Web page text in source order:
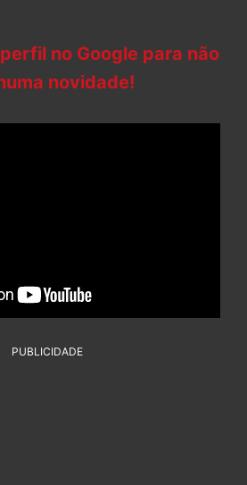
no Google para não
novidade!
PUBLICIDADE